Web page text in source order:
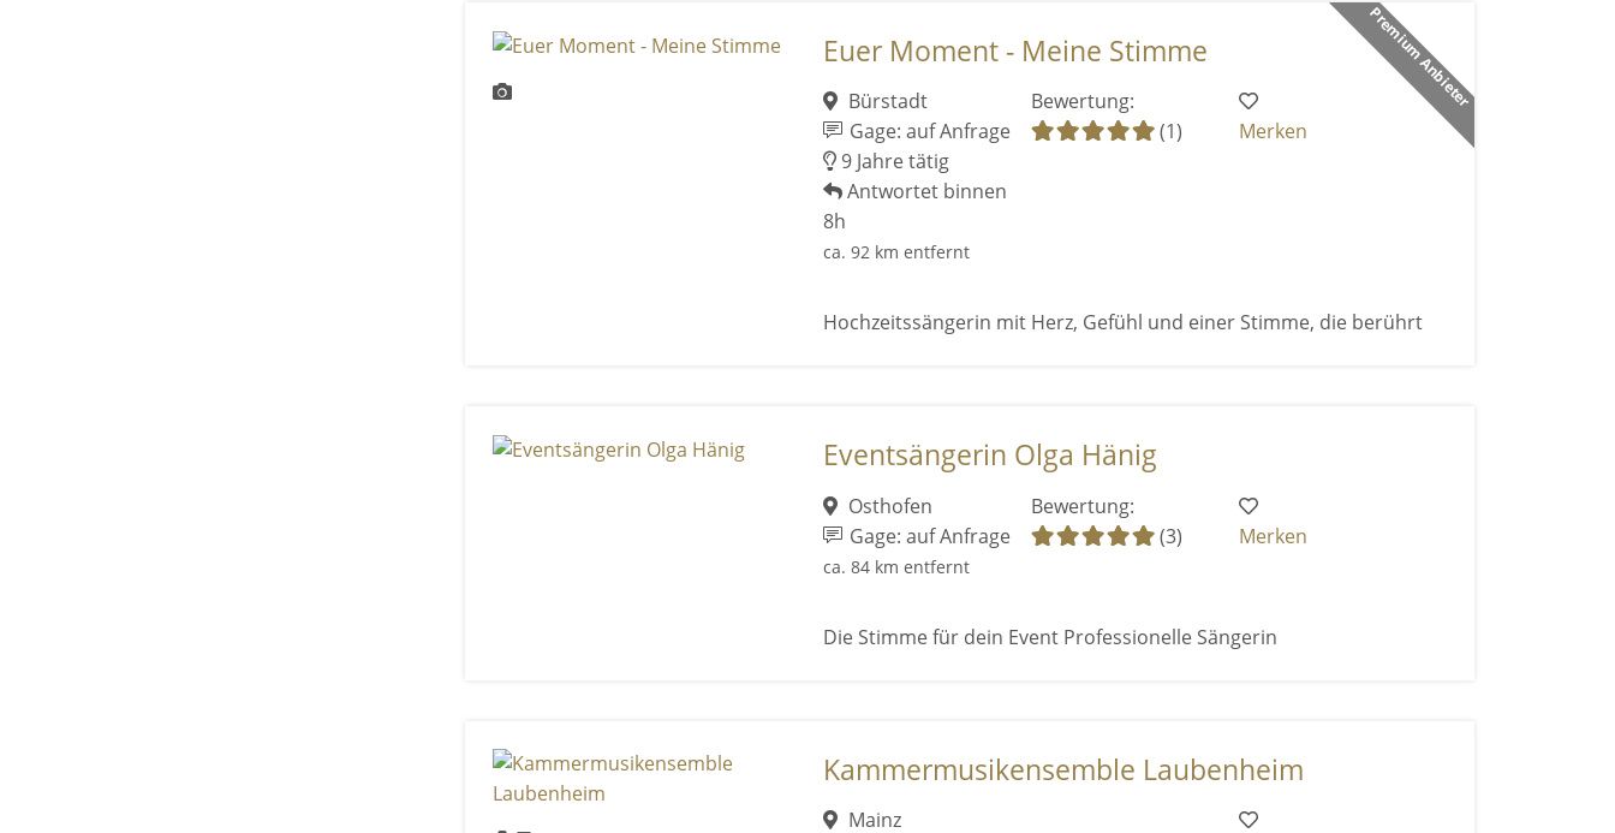
Premium Anbieter
Euer Moment - Meine Stimme
Bürstadt
Gage: auf Anfrage
9 Jahre tätig
Antwortet binnen
8h
ca. 92 km entfernt
Bewertung:
(1)
Merken
Hochzeitssängerin mit Herz, Gefühl und einer Stimme, die berührt
Eventsängerin Olga Hänig
Osthofen
Gage: auf Anfrage
ca. 84 km entfernt
Bewertung:
(3)
Merken
Die Stimme für dein Event Professionelle Sängerin
Kammermusikensemble Laubenheim
Mainz